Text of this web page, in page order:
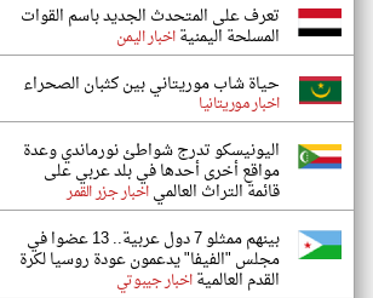
تعرف على المتحدث الجديد باسم القوات
المسلحة اليمنيةاخبار اليمن
حياة شاب موريتاني بين كثبان الصحراء
اخبار موريتانيا
اليونيسكو تدرج شواطئ نورماندي وعدة
مواقع أخرى أحدها في بلد عربي على
قائمة التراث العالمياخبار جزر القمر
بينهم ممثلو 7 دول عربية.. 13 عضوا في
مجلس "الفيفا" يدعمون عودة روسيا لكرة
القدم العالميةاخبار جيبوتي